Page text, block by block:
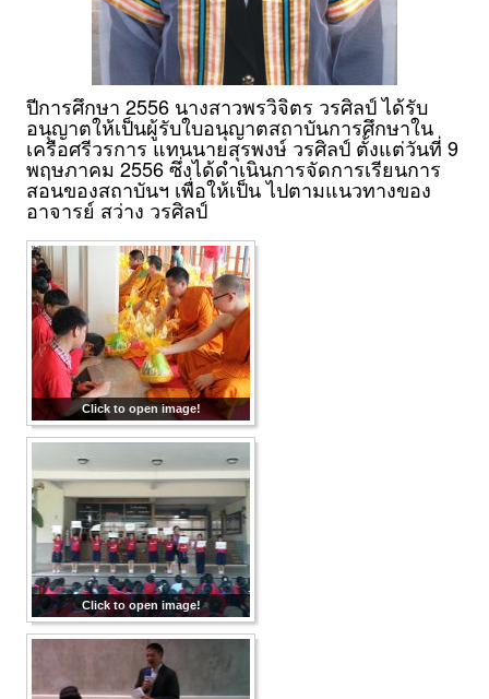
ปีการศึกษา 2556 นางสาวพรวิจิตร วรศิลป์ ได้รับ
อนุญาตให้เป็นผู้รับใบอนุญาตสถาบันการศึกษาใน
เครือศรีวรการ แทนนายสุรพงษ์ วรศิลป์ ตั้งแต่วันที่ 9
พฤษภาคม 2556 ซึ่งได้ดำเนินการจัดการเรียนการ
สอนของสถาบันฯ เพื่อให้เป็น ไปตามแนวทางของ
อาจารย์ สว่าง วรศิลป์
Click to open image!
Click to open image!